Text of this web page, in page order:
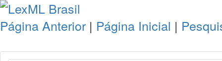
Página Anterior | Página Inicial |